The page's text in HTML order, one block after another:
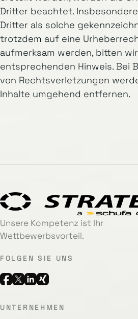
Dritter beachtet.
Dritter als solche
trotzdem auf eine
aufmerksam werden, bitten
entsprechenden Hinweis. Bei
von Rechtsverletzungen
Inhalte umgehend entfernen.
Unsere Kompetenz ist Ihr
Wettbewerbsvorteil.
FOLGEN SIE UNS
UNTERNEHMEN